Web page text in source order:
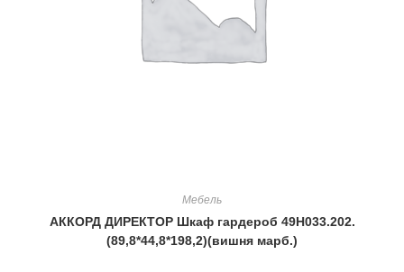
Мебель
АККОРД ДИРЕКТОР Шкаф гардероб 49Н033.202.
(89,8*44,8*198,2)(вишня марб.)